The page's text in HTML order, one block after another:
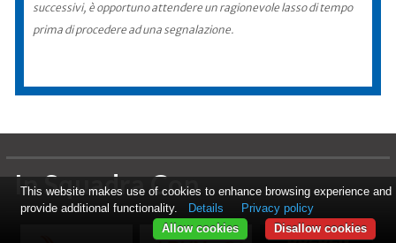
successivi, è opportuno attendere un ragionevole lasso di tempo
prima di procedere ad una segnalazione.
In Squadra Con
This website makes use of cookies to enhance browsing experience and
provide additional functionality.
Details
Privacy policy
Disallow cookies
Allow cookies